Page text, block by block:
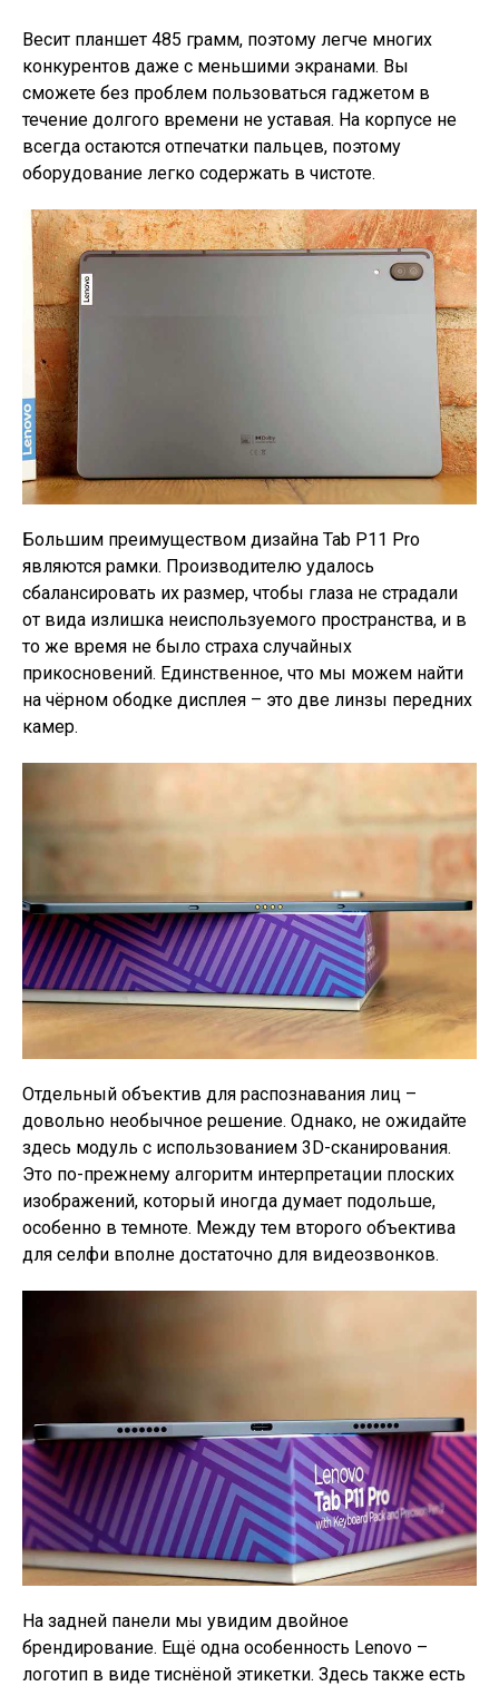
Весит планшет 485 грамм, поэтому легче многих
конкурентов даже с меньшими экранами. Вы
сможете без проблем пользоваться гаджетом в
течение долгого времени не уставая. На корпусе не
всегда остаются отпечатки пальцев, поэтому
оборудование легко содержать в чистоте.
Большим преимуществом дизайна Tab P11 Pro
являются рамки. Производителю удалось
сбалансировать их размер, чтобы глаза не страдали
от вида излишка неиспользуемого пространства, и в
то же время не было страха случайных
прикосновений. Единственное, что мы можем найти
на чёрном ободке дисплея – это две линзы передних
камер.
Отдельный объектив для распознавания лиц –
довольно необычное решение. Однако, не ожидайте
здесь модуль с использованием 3D-сканирования.
Это по-прежнему алгоритм интерпретации плоских
изображений, который иногда думает подольше,
особенно в темноте. Между тем второго объектива
для селфи вполне достаточно для видеозвонков.
На задней панели мы увидим двойное
брендирование. Ещё одна особенность Lenovo –
логотип в виде тиснёной этикетки. Здесь также есть